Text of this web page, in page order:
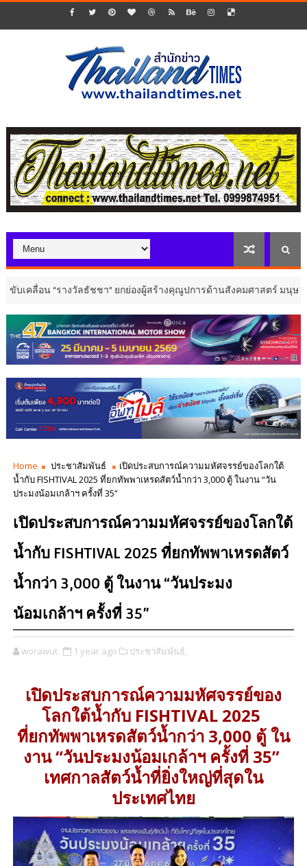
างวัลธัชชา” ยกย่องผู้สร้างคุณูปการด้านสังคมศาสตร์ มนุษยศาสตร์ และศิ
Home ประชาสัมพันธ์
เปิดประสบการณ์ความมหัศจรรย์ของโลกใต้
น้ำกับ FISHTIVAL 2025 ที่ยกทัพพาเหรดสัตว์น้ำกว่า 3,000 ตู้ ในงาน “วัน
ประมงน้อมเกล้าฯ ครั้งที่ 35”
เปิดประสบการณ์ความมหัศจรรย์ของโลกใต้
น้ำกับ FISHTIVAL 2025 ที่ยกทัพพาเหรดสัตว์
น้ำกว่า 3,000 ตู้ ในงาน “วันประมง
น้อมเกล้าฯ ครั้งที่ 35”
worawut 1 year ago ประชาสัมพันธ์,
เปิดประสบการณ์ความมหัศจรรย์ของ
โลกใต้น้ำกับ FISHTIVAL 2025
ที่ยกทัพพาเหรดสัตว์น้ำกว่า 3,000 ตู้ ใน
งาน “วันประมงน้อมเกล้าฯ ครั้งที่ 35”
เทศกาลสัตว์น้ำที่ยิ่งใหญ่ที่สุดใน
ประเทศไทย